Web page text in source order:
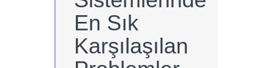
En Sık
Karşılaşılan